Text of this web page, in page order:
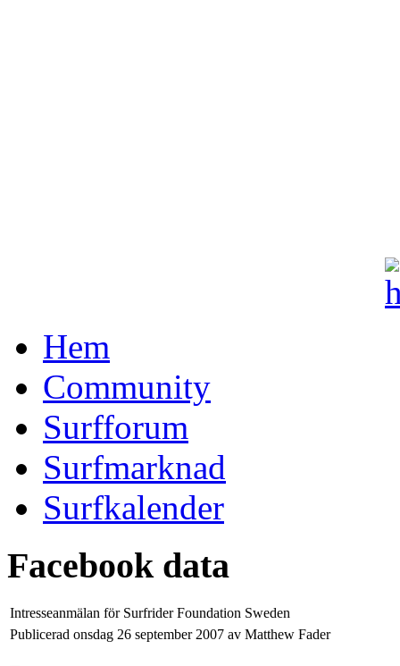
Hem
Community
Surfforum
Surfmarknad
Surfkalender
Facebook data
Intresseanmälan för Surfrider Foundation Sweden
Publicerad onsdag 26 september 2007 av Matthew Fader